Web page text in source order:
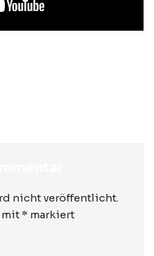
nicht veröffentlicht.
mit * markiert